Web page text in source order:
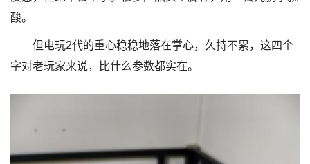
酸。
但电玩2代的重心稳稳地落在掌心，久持不累，这四个
字对老玩家来说，比什么参数都实在。